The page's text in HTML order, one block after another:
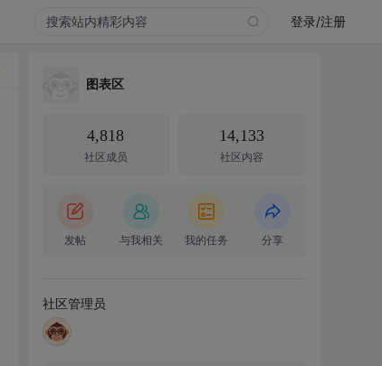
登录/注册
图表区
4,818
社区成员
14,133
社区内容
发帖 与我相关 我的任务 分享
社区管理员